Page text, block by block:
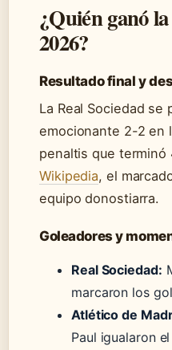
¿Quién ganó
2026?
Resultado final y
La Real Sociedad se
emocionante 2-2 en
penaltis que terminó
Wikipedia, el
equipo donostiarra.
Goleadores y
Real Sociedad:
marcaron los
Atlético de
Paul igualaron